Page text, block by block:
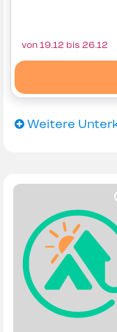
von 19.12 bis 26.12
Weitere